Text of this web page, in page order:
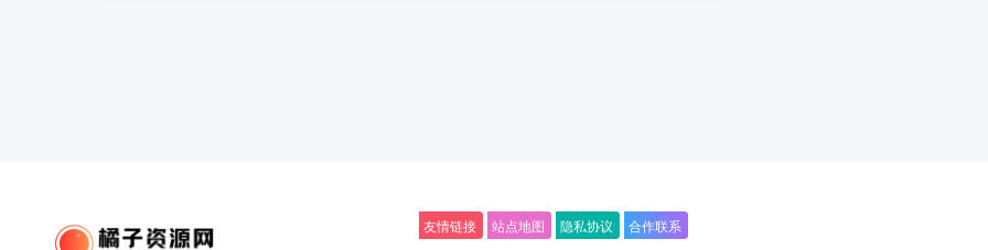
友情链接 站点地图 隐私协议 合作联系